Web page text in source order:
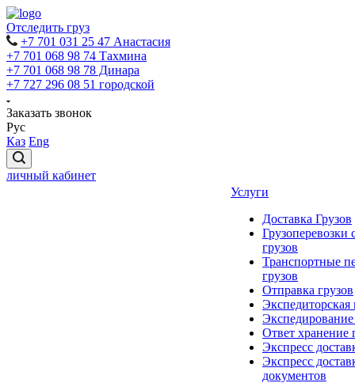
Отследить груз
+7 701 031 25 47 Анастасия
+7 701 068 98 74 Тахмина
+7 701 068 98 78 Динара
+7 727 296 08 51 городской
Заказать звонок
Рус
Каз Eng
личный кабинет
Услуги
Доставка Грузов
Грузоперевозки
грузов
Транспортные
грузов
Отправка грузов
Экспедиторская
Экспедирование
Ответ хранение
Экспресс
Экспресс
документов